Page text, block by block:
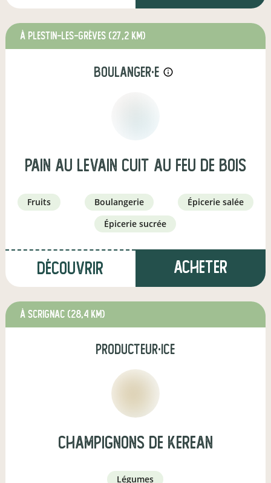
à Plestin-les-Grèves (27,2 km)
boulanger·e info_outline
Pain au levain Cuit au feu de bois
fruits boulangerie
épicerie salée
épicerie sucrée
Découvrir Acheter
à Scrignac (28,4 km)
producteur·ice
champignons de kerean
légumes